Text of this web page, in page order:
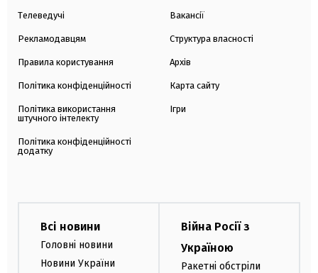
Телеведучі
Рекламодавцям
Правила користування
Політика конфіденційності
Політика використання
штучного інтелекту
Політика конфіденційності
додатку
Вакансії
Структура власності
Архів
Карта сайту
Ігри
Всі новини
Головні новини
Новини України
Війна Росії з
Україною
Ракетні обстріли